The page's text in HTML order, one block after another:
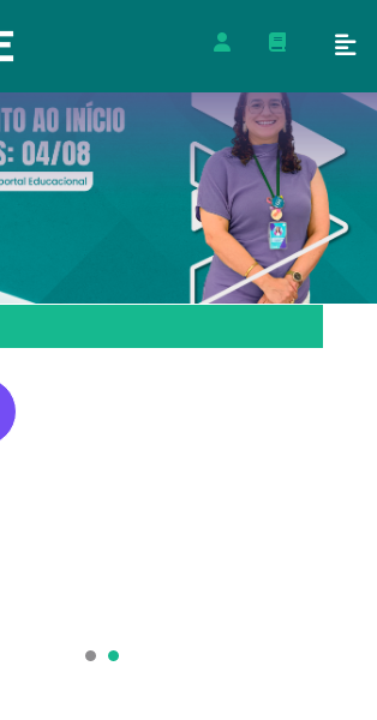
Ferramentas